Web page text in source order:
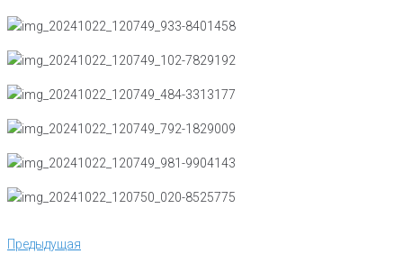
Навигация
по
Предыдущая
Предыдущая